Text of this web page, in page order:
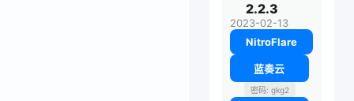
2.2.3
2023-02-13
NitroFlare
蓝奏云
密码: gkg2